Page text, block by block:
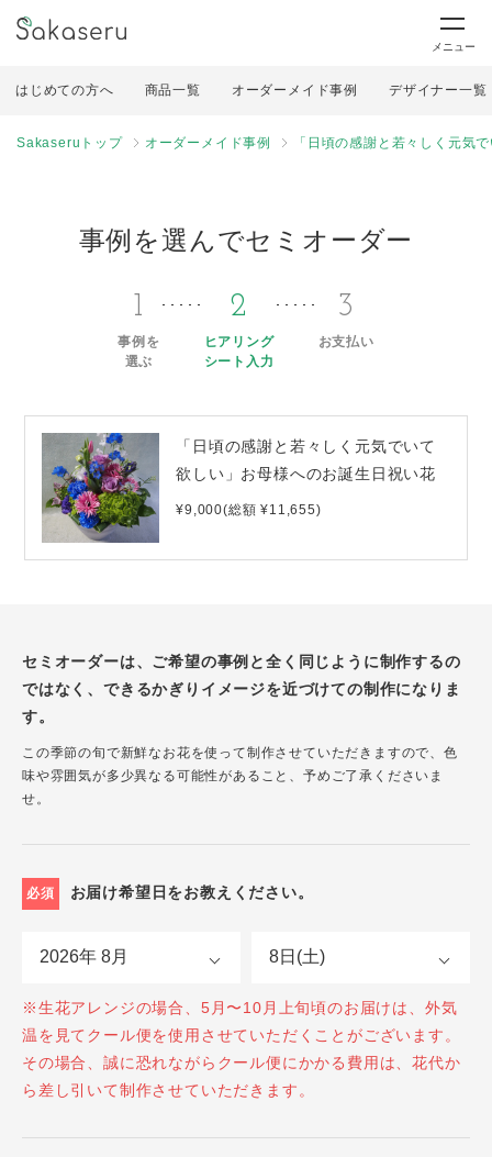
メニュー
はじめての方へ 商品一覧 オーダーメイド事例 デザイナー一覧
Sakaseruトップ オーダーメイド事例 「日頃の感謝と若々しく元気
事例を選んでセミオーダー
1
事例を
選ぶ
2
ヒアリング
シート入力
3
お支払い
「日頃の感謝と若々しく元気でいて
欲しい」お母様へのお誕生日祝い花
¥9,000(総額 ¥11,655)
セミオーダーは、ご希望の事例と全く同じように制作するの
ではなく、できるかぎりイメージを近づけての制作になりま
す。
この季節の旬で新鮮なお花を使って制作させていただきますので、色
味や雰囲気が多少異なる可能性があること、予めご了承くださいま
せ。
必須 お届け希望日をお教えください。
※生花アレンジの場合、5月〜10月上旬頃のお届けは、外気
温を見てクール便を使用させていただくことがございます。
その場合、誠に恐れながらクール便にかかる費用は、花代か
ら差し引いて制作させていただきます。